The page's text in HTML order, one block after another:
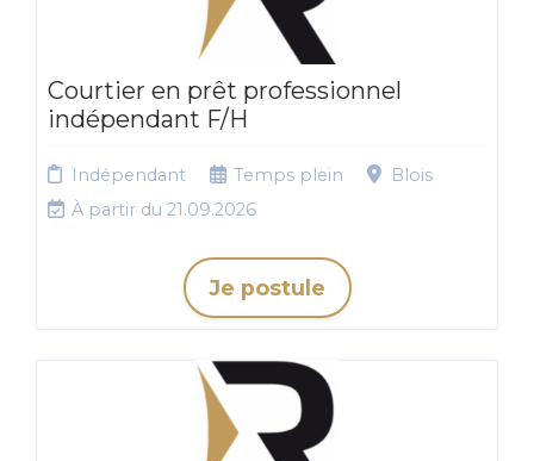
Courtier en prêt professionnel
indépendant F/H
Indépendant Temps plein
Blois
À partir du 21.09.2026
Je postule